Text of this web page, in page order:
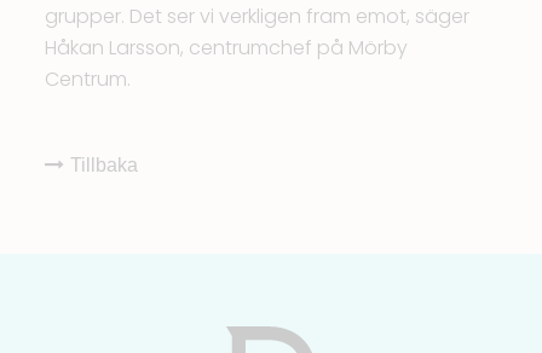
grupper. Det ser vi verkligen fram emot, säger
Håkan Larsson, centrumchef på Mörby
Centrum.
Tillbaka